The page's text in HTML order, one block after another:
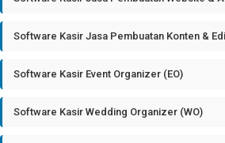
Software Kasir Jasa Pembuatan Konten &
Software Kasir Event Organizer (EO)
Software Kasir Wedding Organizer (WO)